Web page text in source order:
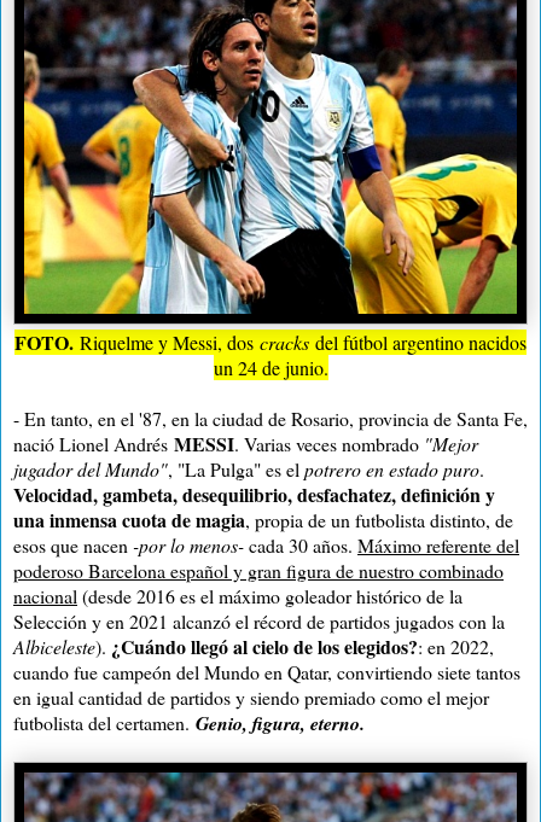
FOTO. Riquelme y Messi, dos cracks del fútbol argentino nacidos
un 24 de junio.
- En tanto, en el '87, en la ciudad de Rosario, provincia de Santa Fe,
nació Lionel Andrés MESSI. Varias veces nombrado "Mejor
jugador del Mundo", "La Pulga" es el potrero en estado puro.
Velocidad, gambeta, desequilibrio, desfachatez, definición y
una inmensa cuota de magia, propia de un futbolista distinto, de
esos que nacen -por lo menos-cada 30 años. Máximo referente del
poderoso Barcelona español y gran figura de nuestro combinado
nacional (desde 2016 es el máximo goleador histórico de la
Selección y en 2021 alcanzó el récord de partidos jugados con la
Albiceleste). ¿Cuándo llegó al cielo de los elegidos?: en 2022,
cuando fue campeón del Mundo en Qatar, convirtiendo siete tantos
en igual cantidad de partidos y siendo premiado como el mejor
futbolista del certamen. Genio, figura, eterno.